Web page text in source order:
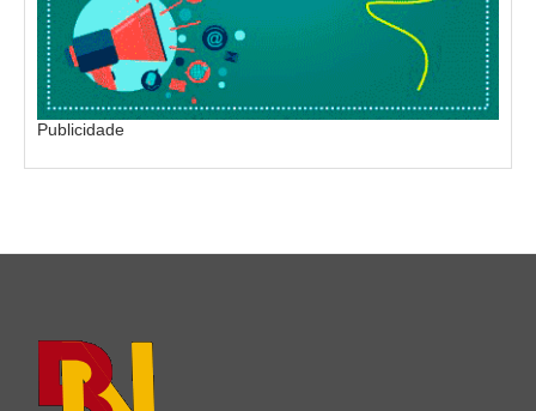
Publicidade